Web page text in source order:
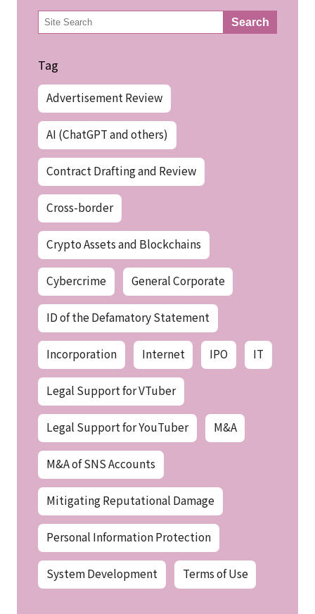
検
索 Search
Tag
Advertisement Review
AI (ChatGPT and others)
Contract Drafting and Review
Cross-border
Crypto Assets and Blockchains
Cybercrime General Corporate
ID of the Defamatory Statement
Incorporation Internet IPO IT
Legal Support for VTuber
Legal Support for YouTuber M&A
M&A of SNS Accounts
Mitigating Reputational Damage
Personal Information Protection
System Development Terms of Use